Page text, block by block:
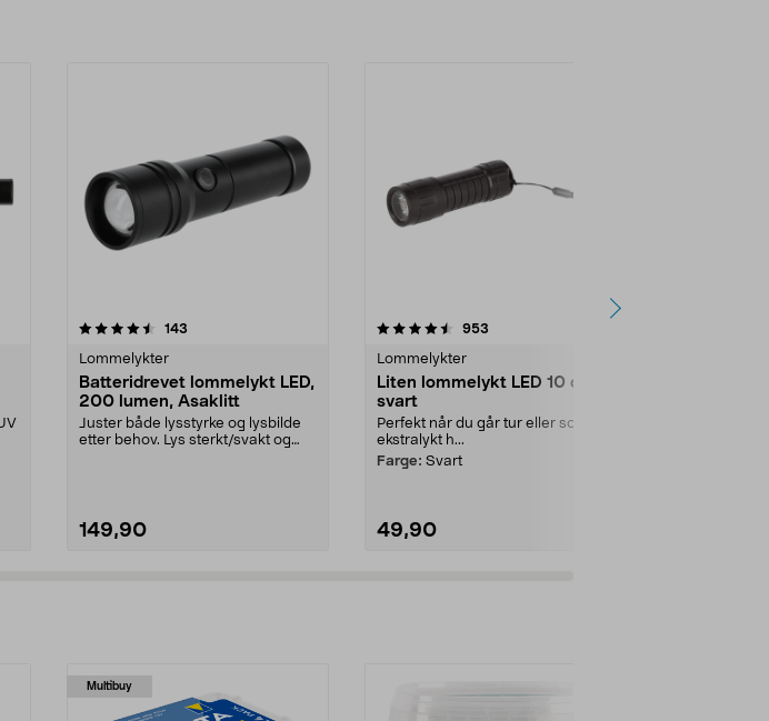
143
Lommelykter
Batteridrevet lommelykt LED,
200 lumen, Asaklitt
Juster både lysstyrke og lysbilde
etter behov. Lys sterkt/svakt og
149,90
4.5 av 5 stjerner 953
Lommelykter
Liten lommelykt LED 10 cm,
svart
Perfekt når du går tur eller som
ekstralykt h...
Farge: Svart
49,90
4.5 av 5 stjerner
Multibuy